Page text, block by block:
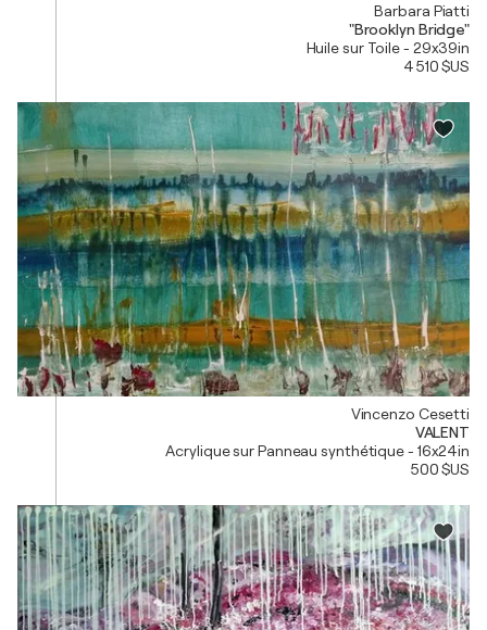
Barbara Piatti
"Brooklyn Bridge"
Huile sur Toile - 29x39in
4 510 $US
Vincenzo Cesetti
VALENT
Acrylique sur Panneau synthétique - 16x24in
500 $US